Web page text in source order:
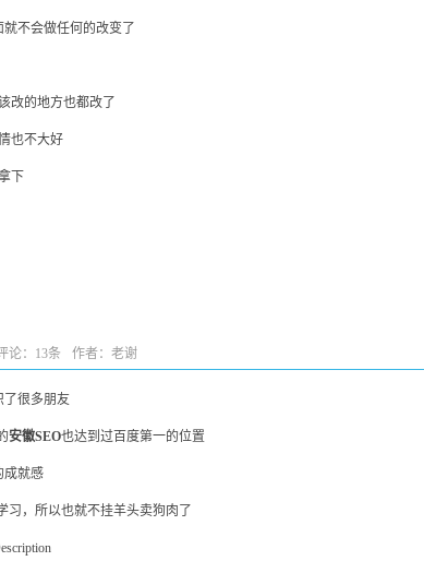
不会做任何的改变了
改的地方也都改了
也不大好
下
论： 13条 作者：老谢
了很多朋友
安徽SEO也达到过百度第一的位置
成就感
习，所以也就不挂羊头卖狗肉了